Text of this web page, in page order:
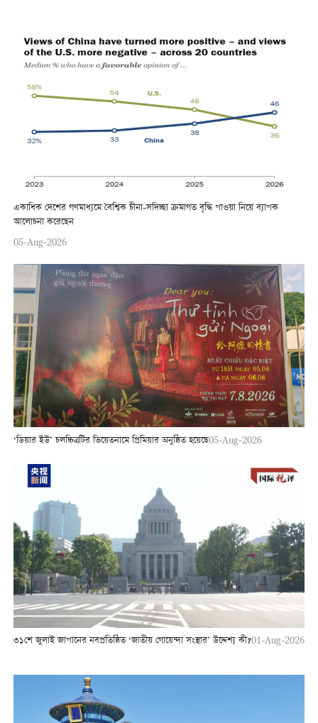
একাধিক দেশের গণমাধ্যমে বৈশ্বিক চীনা-সদিচ্ছা ক্রমাগত বৃদ্ধি পাওয়া নিয়ে ব্যাপক
আলোচনা করেছেন
05-Aug-2026
‘ডিয়ার ইউ’ চলচ্চিত্রটির ভিয়েতনামে প্রিমিয়ার অনুষ্ঠিত হয়েছে05-Aug-2026
৩১শে জুলাই জাপানের নবপ্রতিষ্ঠিত ‘জাতীয় গোয়েন্দা সংস্থার’ উদ্দেশ্য কী?01-Aug-2026